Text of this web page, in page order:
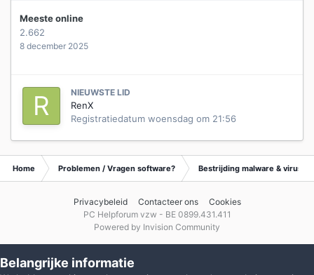
Meeste online
2.662
8 december 2025
NIEUWSTE LID
RenX
Registratiedatum woensdag om 21:56
Home Problemen / Vragen software? Bestrijding malware &
Privacybeleid Contacteer ons
Cookies
PC Helpforum vzw - BE 0899.431.411
Powered by Invision Community
Belangrijke informatie